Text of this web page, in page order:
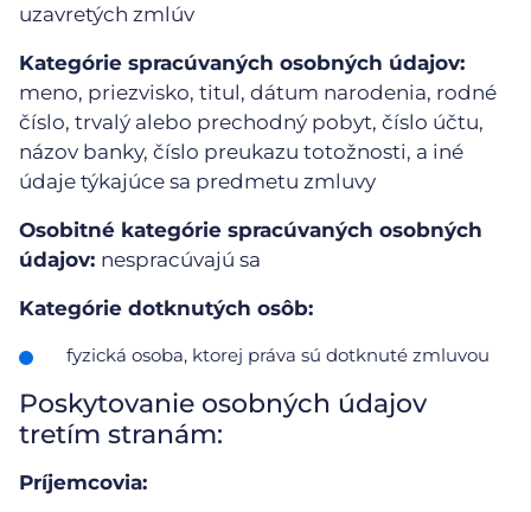
uzavretých zmlúv
Kategórie spracúvaných osobných údajov:
meno, priezvisko, titul, dátum narodenia, rodné
číslo, trvalý alebo prechodný pobyt, číslo účtu,
názov banky, číslo preukazu totožnosti, a iné
údaje týkajúce sa predmetu zmluvy
Osobitné kategórie spracúvaných osobných
údajov: nespracúvajú sa
Kategórie dotknutých osôb:
fyzická osoba, ktorej práva sú dotknuté zmluvou
Poskytovanie osobných údajov
tretím stranám:
Príjemcovia: